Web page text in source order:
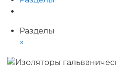
Разделы
×